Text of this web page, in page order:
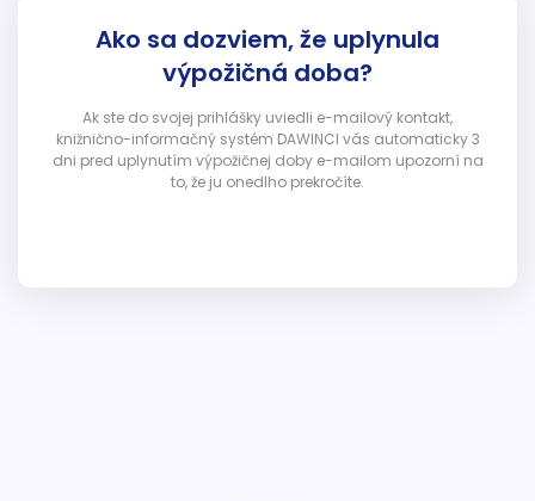
Ako sa dozviem, že uplynula
výpožičná doba?
Ak ste do svojej prihlášky uviedli e-mailový kontakt,
knižnično-informačný systém DAWINCI vás automaticky 3
dni pred uplynutím výpožičnej doby e-mailom upozorní na
to, že ju onedlho prekročíte.